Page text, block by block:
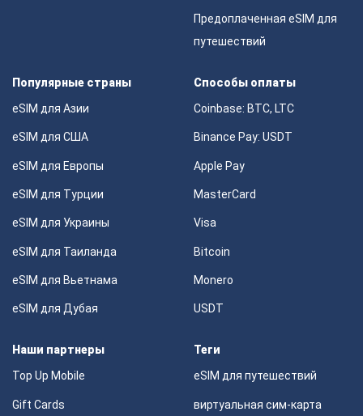
Предоплаченная eSIM для
путешествий
Популярные страны
eSIM для Азии
eSIM для США
eSIM для Европы
eSIM для Турции
eSIM для Украины
eSIM для Таиланда
eSIM для Вьетнама
eSIM для Дубая
Способы оплаты
Coinbase: BTC, LTC
Binance Pay: USDT
Apple Pay
MasterCard
Visa
Bitcoin
Monero
USDT
Наши партнеры
Top Up Mobile
Gift Cards
Теги
eSIM для путешествий
виртуальная сим-карта